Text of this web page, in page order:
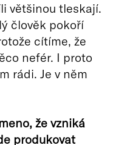
většinou tleskají.
člověk pokoří
cítíme, že
nefér. I proto
rádi. Je v něm
že vzniká
produkovat